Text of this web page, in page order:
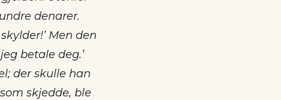
denarer.
Men den
betale deg.’
der skulle han
skjedde, ble